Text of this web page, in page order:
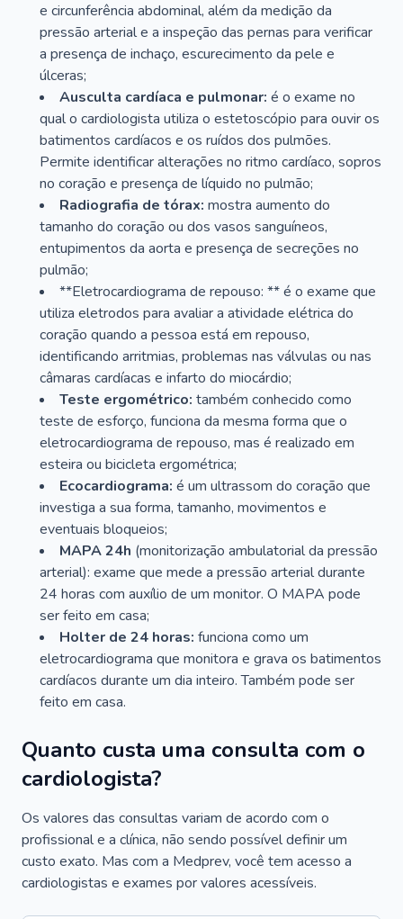
e circunferência abdominal, além da medição da
pressão arterial e a inspeção das pernas para verificar
a presença de inchaço, escurecimento da pele e
úlceras;
Ausculta cardíaca e pulmonar: é o exame no
qual o cardiologista utiliza o estetoscópio para ouvir os
batimentos cardíacos e os ruídos dos pulmões.
Permite identificar alterações no ritmo cardíaco, sopros
no coração e presença de líquido no pulmão;
Radiografia de tórax: mostra aumento do
tamanho do coração ou dos vasos sanguíneos,
entupimentos da aorta e presença de secreções no
pulmão;
**Eletrocardiograma de repouso: ** é o exame que
utiliza eletrodos para avaliar a atividade elétrica do
coração quando a pessoa está em repouso,
identificando arritmias, problemas nas válvulas ou nas
câmaras cardíacas e infarto do miocárdio;
Teste ergométrico: também conhecido como
teste de esforço, funciona da mesma forma que o
eletrocardiograma de repouso, mas é realizado em
esteira ou bicicleta ergométrica;
Ecocardiograma: é um ultrassom do coração que
investiga a sua forma, tamanho, movimentos e
eventuais bloqueios;
MAPA 24h (monitorização ambulatorial da pressão
arterial): exame que mede a pressão arterial durante
24 horas com auxílio de um monitor. O MAPA pode
ser feito em casa;
Holter de 24 horas: funciona como um
eletrocardiograma que monitora e grava os batimentos
cardíacos durante um dia inteiro. Também pode ser
feito em casa.
Quanto custa uma consulta com o
cardiologista?
Os valores das consultas variam de acordo com o
profissional e a clínica, não sendo possível definir um
custo exato. Mas com a Medprev, você tem acesso a
cardiologistas e exames por valores acessíveis.